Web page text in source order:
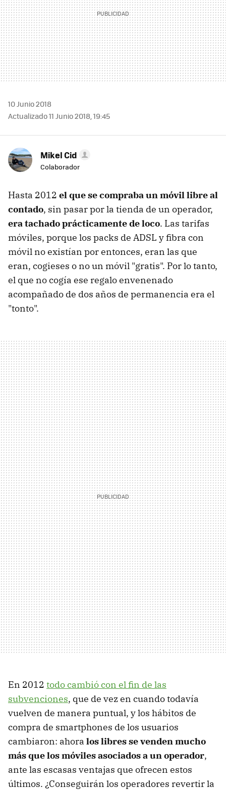
10 Junio 2018
Actualizado 11 Junio 2018, 19:45
Mikel Cid
Colaborador
Hasta 2012 el que se compraba un móvil libre al
contado, sin pasar por la tienda de un operador,
era tachado prácticamente de loco. Las tarifas
móviles, porque los packs de ADSL y fibra con
móvil no existían por entonces, eran las que
eran, cogieses o no un móvil "gratis". Por lo tanto,
el que no cogía ese regalo envenenado
acompañado de dos años de permanencia era el
"tonto".
En 2012 todo cambió con el fin de las
subvenciones, que de vez en cuando todavía
vuelven de manera puntual, y los hábitos de
compra de smartphones de los usuarios
cambiaron: ahora los libres se venden mucho
más que los móviles asociados a un operador,
ante las escasas ventajas que ofrecen estos
últimos. ¿Conseguirán los operadores revertir la